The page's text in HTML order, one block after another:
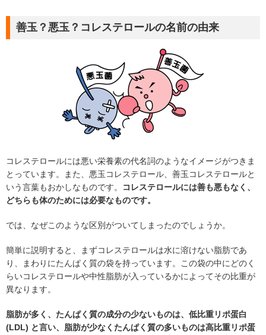
善玉？悪玉？コレステロールの名前の由来
コレステロールには悪い栄養素の代名詞のようなイメージがつきま
とっています。また、悪玉コレステロール、善玉コレステロールと
いう言葉もおかしなものです。
コレステロールには善も悪もなく、
どちらも体のためには必要なものです。
では、なぜこのような区別がついてしまったのでしょうか。
簡単に説明すると、まずコレステロールは水に溶けない脂肪であ
り、まわりにたんぱく質の袋を持っています。この袋の中にどのく
らいコレステロールや中性脂肪が入っているかによってその比重が
異なります。
脂肪が多く、たんぱく質の成分の少ないものは、低比重リポ蛋白
(LDL) と言い、脂肪が少なくたんぱく質の多いものは高比重リポ蛋